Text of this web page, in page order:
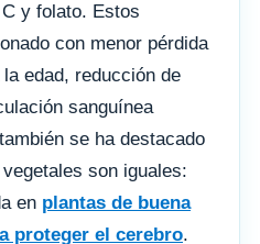
y folato. Estos
con menor pérdida
edad, reducción de
sanguínea
se ha destacado
son iguales:
en plantas de buena
proteger el cerebro.